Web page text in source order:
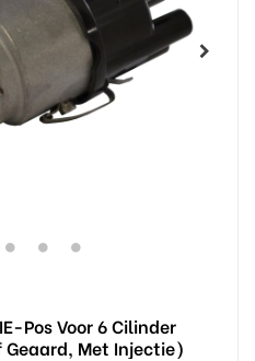
Pos Voor 6 Cilinder
Met Injectie)